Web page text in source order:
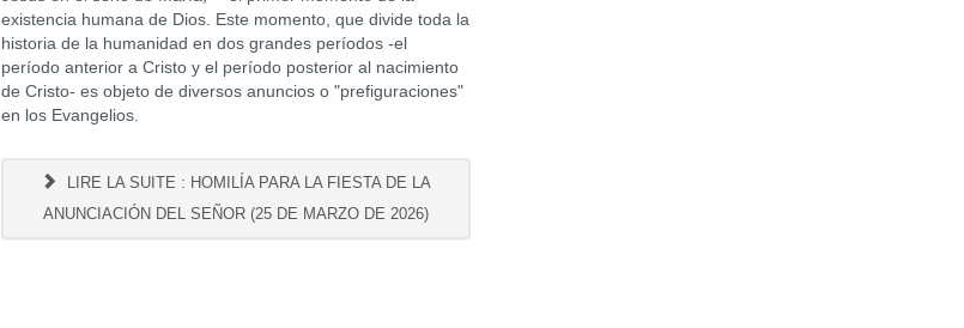
existencia humana de Dios. Este momento, que divide toda la
historia de la humanidad en dos grandes períodos -el
período anterior a Cristo y el período posterior al nacimiento
de Cristo- es objeto de diversos anuncios o "prefiguraciones"
en los Evangelios.
LIRE LA SUITE : HOMILÍA PARA LA FIESTA DE LA
ANUNCIACIÓN DEL SEÑOR (25 DE MARZO DE 2026)